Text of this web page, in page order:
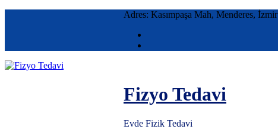
Adres: Kasımpaşa Mah, Menderes, İzmir
Fizyo Tedavi
Evde Fizik Tedavi